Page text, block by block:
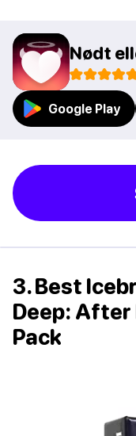
Nødt
Google Play
3. Best
Deep: After
Pack